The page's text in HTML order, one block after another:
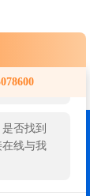
兴为您
题呢？
否找到
线与我